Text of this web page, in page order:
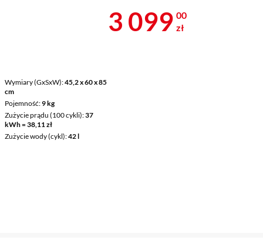
Wymiary (GxSxW) 45,2 x 60 x 85
cm
Pojemność 9 kg
Zużycie prądu (100 cykli) 37
kWh = 38,11 zł
Zużycie wody (cykl) 42 l
Cena 3 099 zł
3 099 00
zł